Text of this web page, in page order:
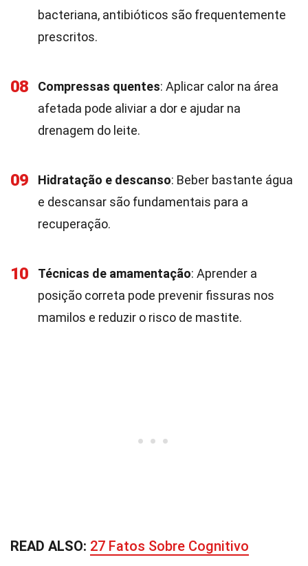
bacteriana, antibióticos são frequentemente
prescritos.
08 Compressas quentes: Aplicar calor na área
afetada pode aliviar a dor e ajudar na
drenagem do leite.
09 Hidratação e descanso: Beber bastante água
e descansar são fundamentais para a
recuperação.
10 Técnicas de amamentação: Aprender a
posição correta pode prevenir fissuras nos
mamilos e reduzir o risco de mastite.
READ ALSO: 27 Fatos Sobre Cognitivo